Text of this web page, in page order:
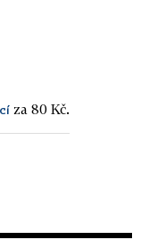
za 80 Kč.